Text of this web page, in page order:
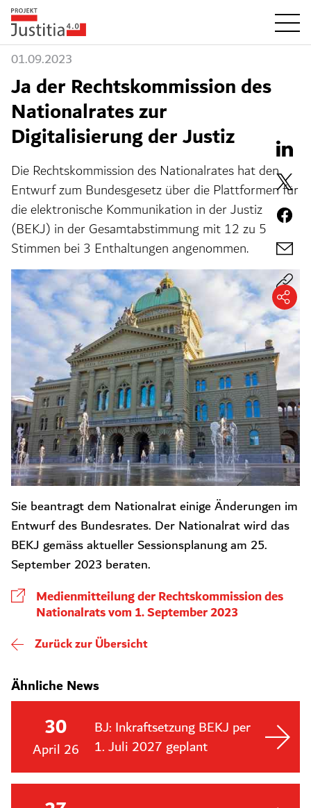
01.09.2023
Ja der Rechtskommission des
Nationalrates zur
Digitalisierung der Justiz
Die Rechtskommission des Nationalrates hat den
Entwurf zum Bundesgesetz über die Plattformen für
die elektronische Kommunikation in der Justiz
(BEKJ) in der Gesamtabstimmung mit 12 zu 5
Stimmen bei 3 Enthaltungen angenommen.
Sie beantragt dem Nationalrat einige Änderungen im
Entwurf des Bundesrates. Der Nationalrat wird das
BEKJ gemäss aktueller Sessionsplanung am 25.
September 2023 beraten.
Medienmitteilung der Rechtskommission des
Nationalrats vom 1. September 2023
Zurück zur Übersicht
Ähnliche News
30
April 26
BJ: Inkraftsetzung BEKJ per
1. Juli 2027 geplant